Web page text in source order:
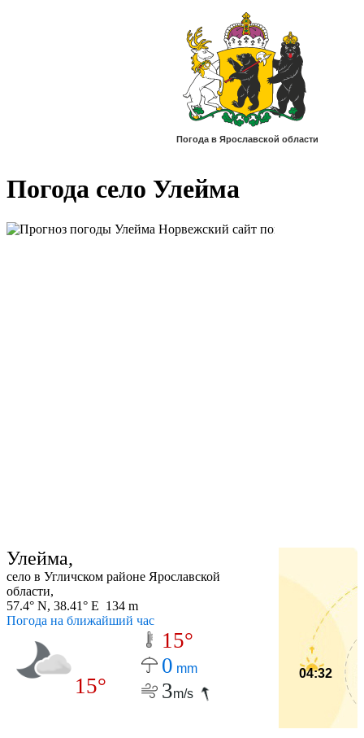
Погода село Улейма
Улейма,
село в Угличском районе Ярославской
области,
57.4° N, 38.41° E 134 m
Погода на ближайший час
15°
15°
0 mm
3m/s
04:32